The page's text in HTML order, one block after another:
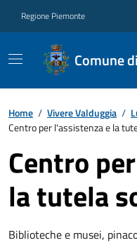
Regione Piemonte
Comune
Home / Vivere Valduggia /
Centro per l'assistenza e la
Centro
la tutela
Biblioteche e musei,